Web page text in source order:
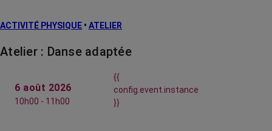
ACTIVITÉ PHYSIQUE • ATELIER
Atelier : Danse adaptée
6 août 2026
10h00 - 11h00
{{
config.event.instance
}}